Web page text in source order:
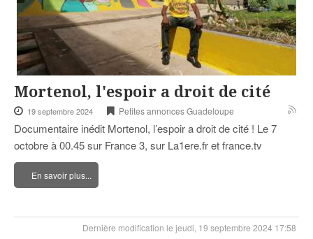
Mortenol, l'espoir a droit de cité
19 septembre 2024 Petites annonces Guadeloupe
Documentaire inédit Mortenol, l’espoir a droit de cité ! Le 7
octobre à 00.45 sur France 3, sur La1ere.fr et france.tv
En savoir plus...
Dernière modification le jeudi, 19 septembre 2024 17:58